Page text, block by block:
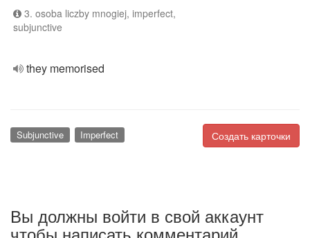
3. osoba liczby mnogiej, imperfect,
subjunctive
they memorised
Создать карточки
Subjunctive Imperfect
Вы должны войти в свой аккаунт